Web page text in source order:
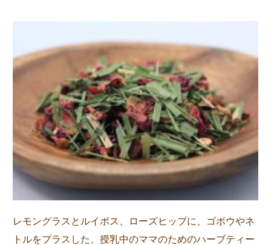
レモングラスとルイボス、ローズヒップに、ゴボウやネ
トルをプラスした、授乳中のママのためのハーブティー